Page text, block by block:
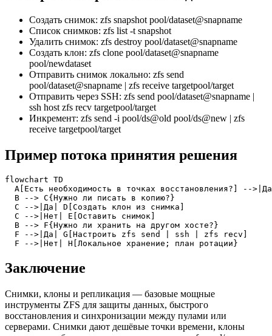
Создать снимок: zfs snapshot pool/dataset@snapname
Список снимков: zfs list -t snapshot
Удалить снимок: zfs destroy pool/dataset@snapname
Создать клон: zfs clone pool/dataset@snapname
pool/newdataset
Отправить снимок локально: zfs send
pool/dataset@snapname | zfs receive targetpool/target
Отправить через SSH: zfs send pool/dataset@snapname |
ssh host zfs recv targetpool/target
Инкремент: zfs send -i pool/ds@old pool/ds@new | zfs
receive targetpool/target
Пример потока принятия решения
flowchart TD
A[Есть необходимость в точках восстановления?] --
  B --> C{Нужно ли писать в копию?}
  C -->|Да| D[Создать клон из снимка]
  C -->|Нет| E[Оставить снимок]
  B --> F{Нужно ли хранить на другом хосте?}
  F -->|Да| G[Настроить zfs send | ssh | zfs recv]
  F -->|Нет| H[Локальное хранение; план ротации}
Заключение
Снимки, клоны и репликация — базовые мощные
инструменты ZFS для защиты данных, быстрого
восстановления и синхронизации между пулами или
серверами. Снимки дают дешёвые точки времени, клоны